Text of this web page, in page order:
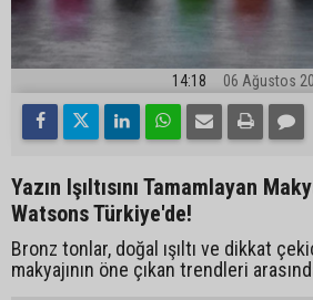
14:18 06 Ağustos
Yazın Işıltısını Tamamlayan
Watsons Türkiye'de!
Bronz tonlar, doğal ışıltı ve dikkat
makyajının öne çıkan trendleri